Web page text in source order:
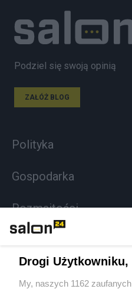
Podziel się swoją opinią
ZAŁÓŻ BLOG
Polityka
Gospodarka
Rozmaitości
Sport
Drogi Użytkowniku,
My, naszych 1162